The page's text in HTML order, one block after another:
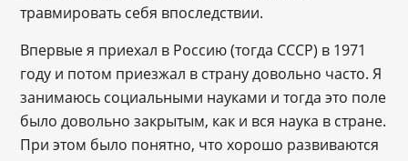
травмировать себя впоследствии.
Впервые я приехал в Россию (тогда СССР) в 1971
году и потом приезжал в страну довольно часто. Я
занимаюсь социальными науками и тогда это поле
было довольно закрытым, как и вся наука в стране.
При этом было понятно, что хорошо развиваются